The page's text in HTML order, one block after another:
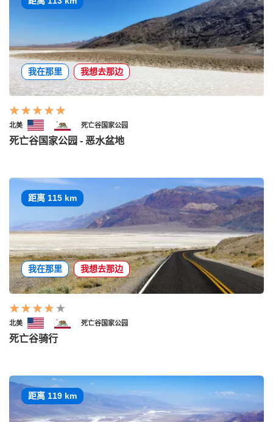
我在那里 我想去那边
北美 死亡谷国家公园
死亡谷国家公园 - 恶水盆地
距离 115 km
我在那里 我想去那边
北美 死亡谷国家公园
死亡谷骑行
距离 119 km